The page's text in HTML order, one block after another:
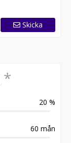
Skicka
*
20 %
60 mån